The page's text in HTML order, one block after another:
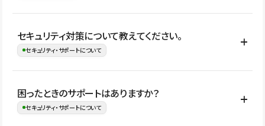
はい。CMSやコンポーネントを活用して更新範囲を設計しておく
ことで、デザインを崩しにくい状態で運用できます。 さらにコン
ながらレイアウトに影響を与えずに更新作業を進めやすくなりま
す。
セキュリティ対策について教えてください。
セキュリティ・サポートについて
Studioでは、公開サイトやサービスを安全に利用できるよう、通信
の暗号化、データ保護、アクセス管理、脆弱性対策など、複数の観
困ったときのサポートはありますか？
セキュリティ・サポートについて